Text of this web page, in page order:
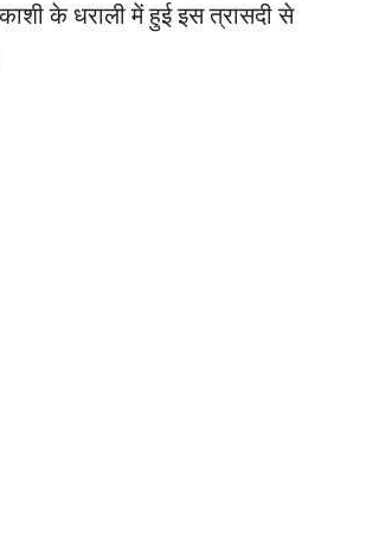
के धराली में हुई इस त्रासदी से